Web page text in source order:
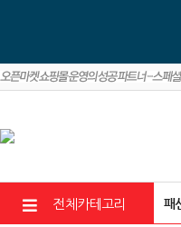
전체카테고리 패